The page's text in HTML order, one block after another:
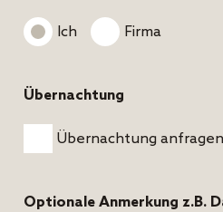
Ich Firma
Übernachtung
Übernachtung anfragen
Optionale Anmerkung z.B.